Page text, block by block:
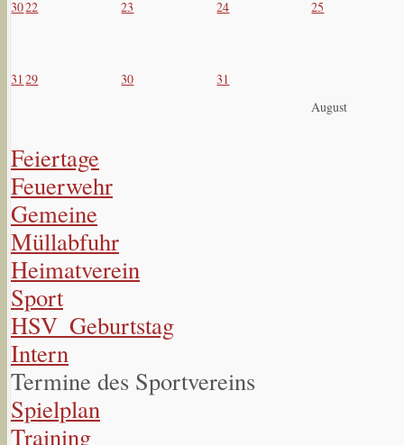
3022 23 24 25
31 29 30
31
August
Feiertage
Feuerwehr
Gemeine
Müllabfuhr
Heimatverein
Sport
HSV_Geburtstag
Intern
Termine des Sportvereins
Spielplan
Training